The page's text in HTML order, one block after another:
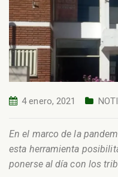
4 enero, 2021
En el marco de la
esta herramienta
ponerse al día con los